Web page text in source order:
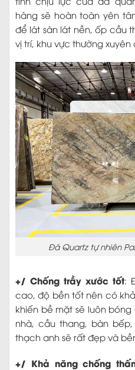
hàng sẽ hoàn toàn yên
để lát sàn lát nền, ốp cầu
vị trí, khu vực thường
Đá Quartz tự nhiên
+/ Chống trầy xước tốt:
cao, độ bền tốt nên có
khiến bề mặt sẽ luôn
nhà, cầu thang, bàn
thạch anh sẽ rất đẹp và
+/ Khả năng chống